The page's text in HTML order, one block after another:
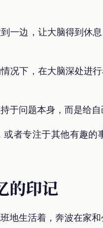
一边，让大脑得到休
况下，在大脑深处进
于问题本身，而是给自
者专注于其他有趣
的印记
地生活着，奔波在家和